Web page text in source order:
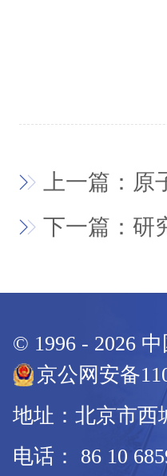
上一篇：
下一篇：研
© 1996 - 2026
京公网安备
地址：北京市西
电话： 86 10